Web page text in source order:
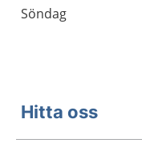
Söndag
Hitta oss